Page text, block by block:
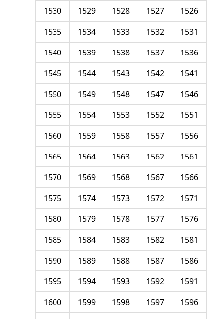
1526
1527
1528
1529
1530
1531
1532
1533
1534
1535
1536
1537
1538
1539
1540
1541
1542
1543
1544
1545
1546
1547
1548
1549
1550
1551
1552
1553
1554
1555
1556
1557
1558
1559
1560
1561
1562
1563
1564
1565
1566
1567
1568
1569
1570
1571
1572
1573
1574
1575
1576
1577
1578
1579
1580
1581
1582
1583
1584
1585
1586
1587
1588
1589
1590
1591
1592
1593
1594
1595
1596
1597
1598
1599
1600